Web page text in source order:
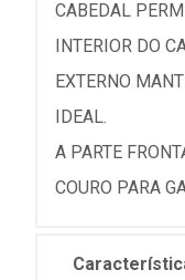
CABEDAL
INTERIOR DO
EXTERNO
IDEAL.
A PARTE
COURO PARA